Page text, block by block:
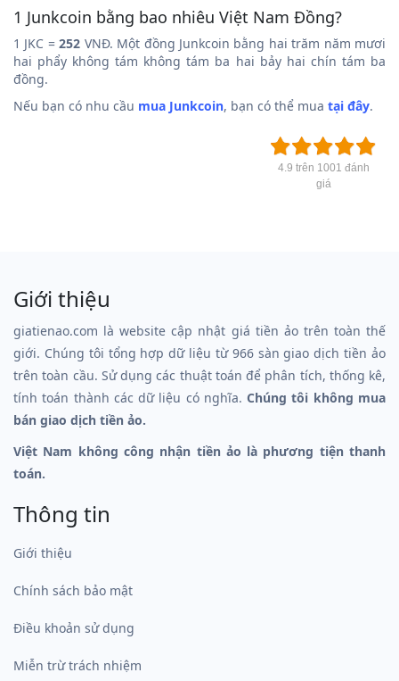
1 Junkcoin bằng bao nhiêu Việt Nam Đồng?
1 JKC =252 VNĐ. Một đồng Junkcoin bằng hai trăm năm mươi
hai phẩy không tám không tám ba hai bảy hai chín tám ba
đồng.
Nếu bạn có nhu cầu mua Junkcoin, bạn có thể mua tại đây.
4.9 trên 1001 đánh
giá
Giới thiệu
giatienao.com là website cập nhật giá tiền ảo trên toàn thế
giới. Chúng tôi tổng hợp dữ liệu từ 966 sàn giao dịch tiền ảo
trên toàn cầu. Sử dụng các thuật toán để phân tích, thống kê,
tính toán thành các dữ liệu có nghĩa.Chúng tôi không mua
bán giao dịch tiền ảo.
Việt Nam không công nhận tiền ảo là phương tiện thanh
toán.
Thông tin
Giới thiệu
Chính sách bảo mật
Điều khoản sử dụng
Miễn trừ trách nhiệm